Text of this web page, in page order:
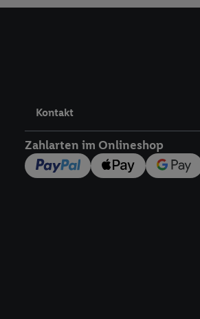
Kontakt
Zahlarten im Onlineshop